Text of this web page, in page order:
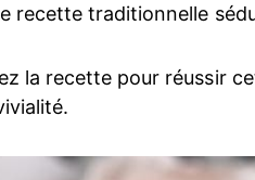
recette traditionnelle
la recette pour réussir